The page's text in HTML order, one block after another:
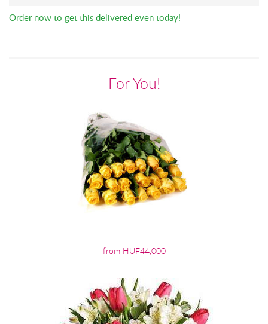
Order now to get this delivered even today!
For You!
from HUF44,000